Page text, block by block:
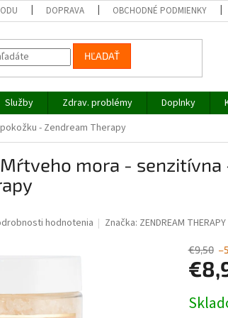
DOPRAVA OBCHODNÉ PODMIENKY
HĽADAŤ
Služby Zdrav. problémy Doplnky
- Zendream Therapy
mora -
hodnotenia Značka: ZENDREAM THERAPY
€9,50
cena: